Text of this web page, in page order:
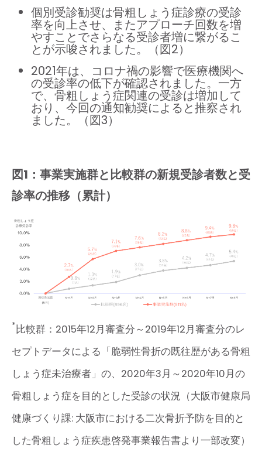
個別受診勧奨は骨粗しょう症診療の受診
率を向上させ、またアプローチ回数を増
やすことでさらなる受診者増に繋がるこ
とが示唆されました。（図2）
2021年は、コロナ禍の影響で医療機関へ
の受診率の低下が確認されました。一方
で、骨粗しょう症関連の受診は増加して
おり、今回の通知勧奨によると推察され
ました。（図3）
図1：事業実施群と比較群の新規受診者数と受
診率の推移（累計）
*比較群：2015年12月審査分～2019年12月審査分のレ
セプトデータによる「脆弱性骨折の既往歴がある骨粗
しょう症未治療者」の、2020年3月～2020年10月の
骨粗しょう症を目的とした受診の状況（大阪市健康局
健康づくり課: 大阪市における二次骨折予防を目的と
した骨粗しょう症疾患啓発事業報告書より一部改変）